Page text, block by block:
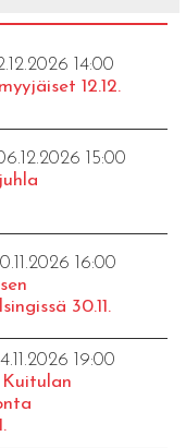
14:00
12.12.
15:00
16:00
30.11.
19:00